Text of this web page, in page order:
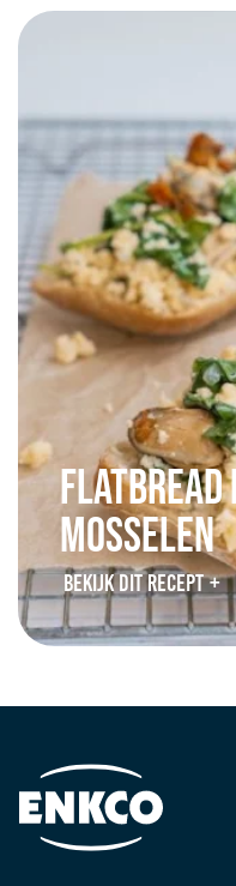
Flatbread
mosselen
BEKIJK DIT RECEPT